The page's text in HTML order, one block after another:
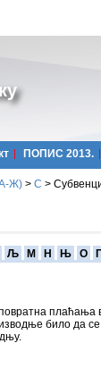
ПОПИС 2013.
Ж) > С >
Љ М Н Њ О П
било да се